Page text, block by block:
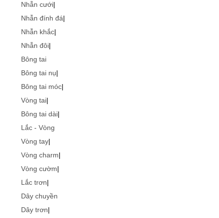
Nhẫn cưới|
Nhẫn đính đá|
Nhẫn khắc|
Nhẫn đôi|
Bông tai
Bông tai nụ|
Bông tai móc|
Vòng tai|
Bông tai dài|
Lắc - Vòng
Vòng tay|
Vòng charm|
Vòng cườm|
Lắc trơn|
Dây chuyền
Dây trơn|